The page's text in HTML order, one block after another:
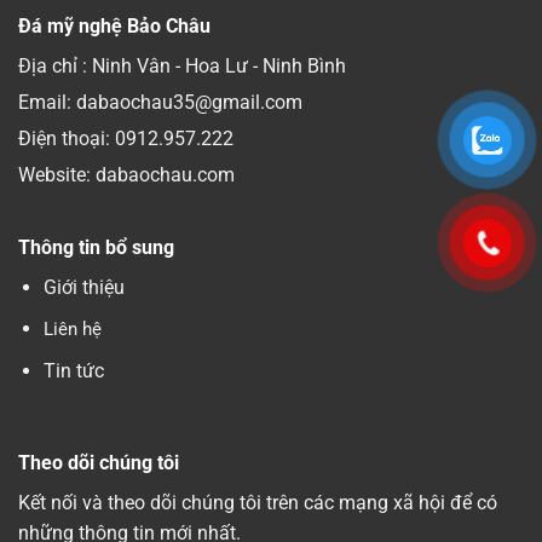
Đá mỹ nghệ Bảo Châu
Địa chỉ : Ninh Vân - Hoa Lư - Ninh Bình
Email: dabaochau35@gmail.com
Điện thoại: 0912.957.222
Website: dabaochau.com
Thông tin bổ sung
Giới thiệu
Liên hệ
Tin tức
Theo dõi chúng tôi
Kết nối và theo dõi chúng tôi trên các mạng xã hội để có
những thông tin mới nhất.